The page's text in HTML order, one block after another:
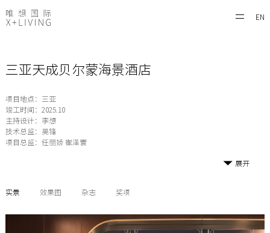
EN
三亚天成贝尔蒙海景酒店
项目地点：三亚
竣工时间：2025.10
主持设计：李想
技术总监：吴锋
项目总监：任丽娇 崔泽寰
展开
实景 效果图 杂志 奖项